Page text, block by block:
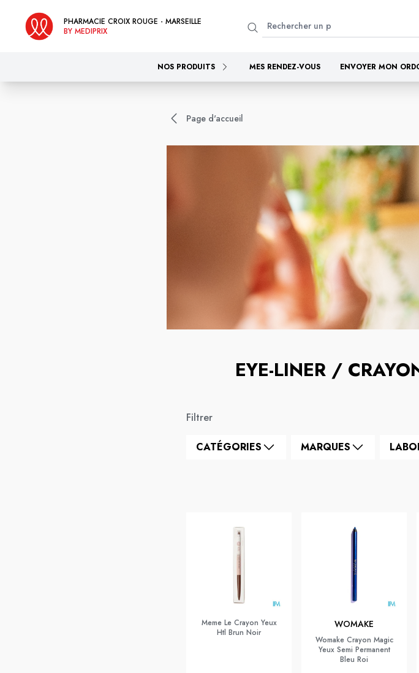
PHARMACIE CROIX ROUGE - MARSEILLE
BY MEDIPRIX
NOS PRODUITS MES RENDEZ-VOUS ENVOYER MON
Page d'accueil
EYE-LINER /
Filtrer
CATÉGORIES MARQUES
Meme Le Crayon Yeux
Htl Brun Noir
WOMAKE
Womake Crayon Magic
Yeux Semi Permanent
Bleu Roi